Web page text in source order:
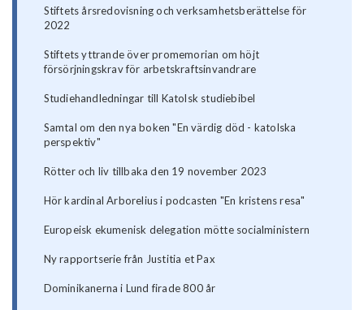
Stiftets årsredovisning och verksamhetsberättelse för
2022
Stiftets yttrande över promemorian om höjt
försörjningskrav för arbetskraftsinvandrare
Studiehandledningar till Katolsk studiebibel
Samtal om den nya boken "En värdig död - katolska
perspektiv"
Rötter och liv tillbaka den 19 november 2023
Hör kardinal Arborelius i podcasten "En kristens resa"
Europeisk ekumenisk delegation mötte socialministern
Ny rapportserie från Justitia et Pax
Dominikanerna i Lund firade 800 år